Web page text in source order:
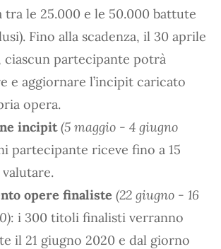
tra le 25.000 e le 50.000 battute
Fino alla scadenza, il 30 aprile
ciascun partecipante potrà
e aggiornare l’incipit caricato
opera.
incipit (5 maggio - 4 giugno
partecipante riceve fino a 15
opere finaliste (22 giugno - 16
: i 300 titoli finalisti verranno
il 21 giugno 2020 e dal giorno